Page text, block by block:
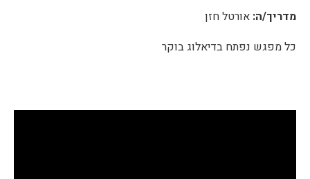
מדריך/ה: אורטל חזן
כל מפגש נפתח בדיאלוג בוקר